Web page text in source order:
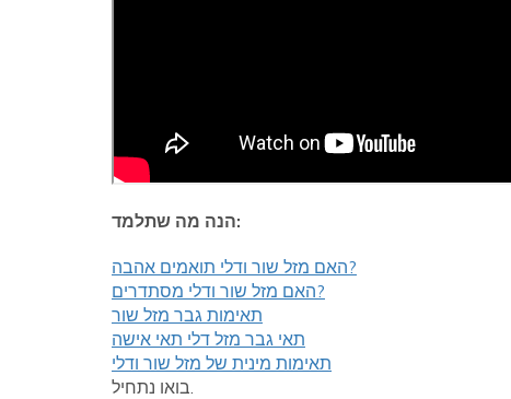
הנה מה שתלמד:
האם מזל שור ודלי תואמים אהבה?
האם מזל שור ודלי מסתדרים?
תאימות גבר מזל שור
תאי גבר מזל דלי תאי אישה
תאימות מינית של מזל שור ודלי
בואו נתחיל.